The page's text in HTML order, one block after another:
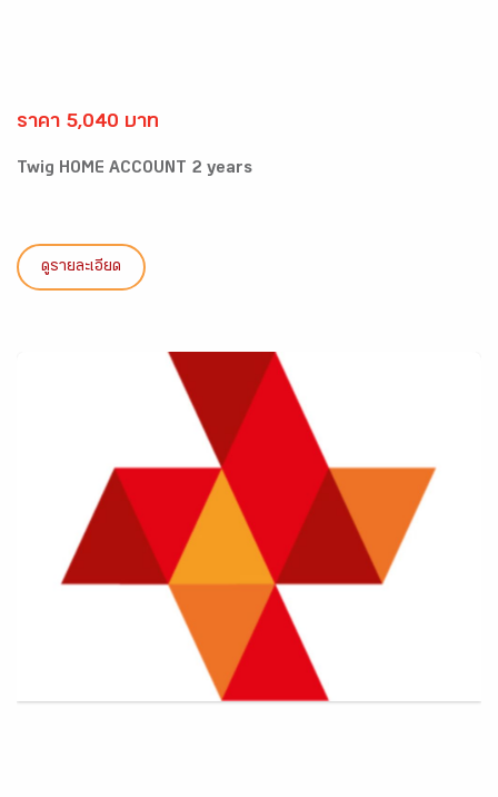
ราคา 5,040 บาท
Twig HOME ACCOUNT 2 years
ดูรายละเอียด